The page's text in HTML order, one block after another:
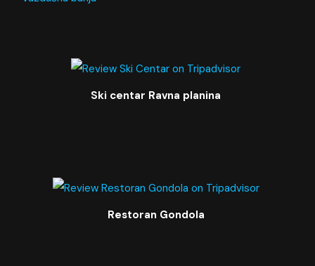
Ski centar Ravna planina
Restoran Gondola